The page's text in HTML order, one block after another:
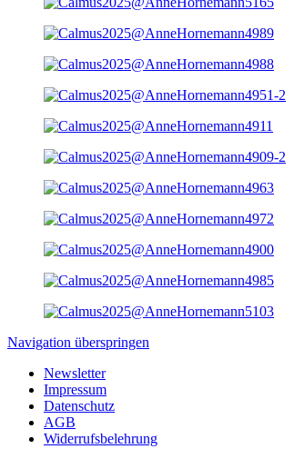
Navigation überspringen
Newsletter
Impressum
Datenschutz
AGB
Widerrufsbelehrung